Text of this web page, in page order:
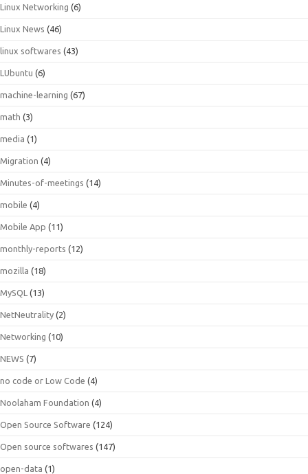
Linux Networking (6)
Linux News (46)
linux softwares (43)
LUbuntu (6)
machine-learning (67)
math (3)
media (1)
Migration (4)
Minutes-of-meetings (14)
mobile (4)
Mobile App (11)
monthly-reports (12)
mozilla (18)
MySQL (13)
NetNeutrality (2)
Networking (10)
NEWS (7)
no code or Low Code (4)
Noolaham Foundation (4)
Open Source Software (124)
Open source softwares (147)
open-data (1)